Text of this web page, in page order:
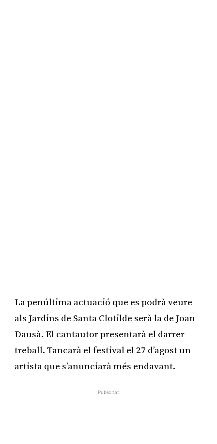
La penúltima actuació que es podrà veure
als Jardins de Santa Clotilde serà la de Joan
Dausà. El cantautor presentarà el darrer
treball. Tancarà el festival el 27 d’agost un
artista que s’anunciarà més endavant.
Publicitat